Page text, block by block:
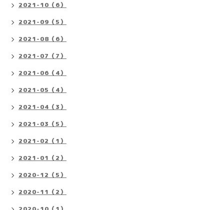
2021-10（6）
2021-09（5）
2021-08（6）
2021-07（7）
2021-06（4）
2021-05（4）
2021-04（3）
2021-03（5）
2021-02（1）
2021-01（2）
2020-12（5）
2020-11（2）